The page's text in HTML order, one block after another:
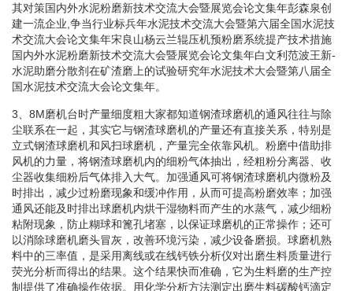
其对策国内外水泥粉磨新技术交流大会暨展览会论文集年彭森泉创
建一流企业,争当行业标兵年水泥技术交流大会暨第六届全国水泥技
术交流大会论文集年宋良山杨云兰辊压机预粉磨系统提产技术措施
国内外水泥粉磨新技术交流大会暨展览会论文集年白文利范波王新-
水泥助磨分散剂在矿渣磨上的试验研究年水泥技术大会暨第八届全
国水泥技术交流大会论文集年。
3、8M磨机台时产量细度粗大家都知道钢渣球磨机的通风往往与除
尘联系在一起，其实它与钢渣球磨机的产量还有直接关系，特别是
立式钢渣球磨机和风扫球磨机，产量完全依靠风机。粉磨中借助排
风机的力量，将钢渣球磨机内的细粉气体抽出，经粗粉分离器、收
尘器收集细粉后气体排入大气。加强通风可将钢渣球磨机内微粉及
时排出，减少过粉磨现象和缓冲作用，从而可提高粉磨效率；加强
通风还能及时排出球磨机内烘干湿物料而产生的水蒸气，减少细粉
粘附现象，防止糊球和篦孔堵塞，以保证球磨机的正常操作；还可
以消除球磨机磨头冒灰，改善环境污染，减少设备磨损。球磨机熟
料中的三率值，是采用离线或在线钙铁分析仪对出磨生料质量进行
荧光分析而得出的结果。这个结果快而准确，它为生料磨的生产控
制提供了准确操作依据。用化学分析方法测定出磨生料碳酸钙滴定